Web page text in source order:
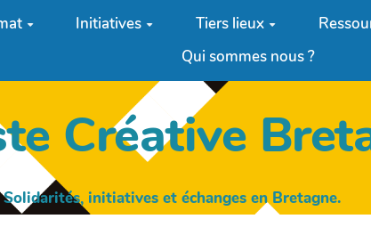
Initiatives Tiers lieux
Qui sommes nous ?
Créative
Solidarités, initiatives et échanges en Bretagne.